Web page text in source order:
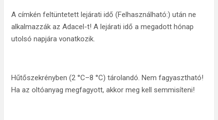
A címkén feltüntetett lejárati idő (Felhasználható:) után ne
alkalmazzák az Adacel-t! A lejárati idő a megadott hónap
utolsó napjára vonatkozik.
Hűtőszekrényben (2 °C–8 °C) tárolandó. Nem fagyasztható!
Ha az oltóanyag megfagyott, akkor meg kell semmisíteni!